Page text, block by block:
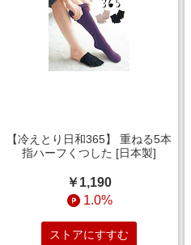
【冷えとり日和365】 重ねる5本
指ハーフくつした [日本製]
￥1,190
1.0%
ストアにすすむ